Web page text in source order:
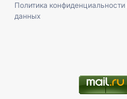
Политика конфиденциальности
данных